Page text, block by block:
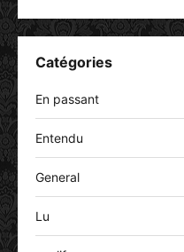
Catégories
En passant
Entendu
General
Lu